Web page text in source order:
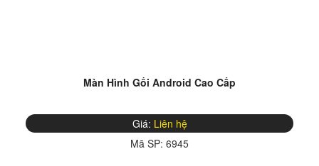
Màn Hình Gối Android Cao Cấp
Giá: Liên hệ
Mã SP: 6945